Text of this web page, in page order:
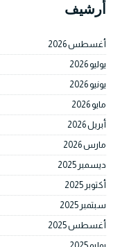
أرشيف
أغسطس 2026
يوليو 2026
يونيو 2026
مايو 2026
أبريل 2026
مارس 2026
ديسمبر 2025
أكتوبر 2025
سبتمبر 2025
أغسطس 2025